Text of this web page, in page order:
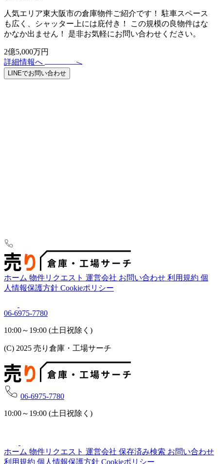
人気エリア東大阪市の倉庫物件ご紹介です！ 駐車スペース
も広く、シャッター上には庇付き！ この規模の良物件はな
かなか出ません！ 是非お気軽にお問い合わせください。
2億5,000万円
詳細情報へ
LINEでお問い合わせ
ホーム 物件リクエスト 運営会社 お問い合わせ 利用規約 個
人情報保護方針 Cookieポリシー
06-6975-7780
10:00～19:00 (土日祝除く)
(C) 2025 売り倉庫・工場サーチ
06-6975-7780
10:00～19:00 (土日祝除く)
ホーム 物件リクエスト 運営会社 保存済み検索 お問い合わせ
利用規約 個人情報保護方針 Cookieポリシー